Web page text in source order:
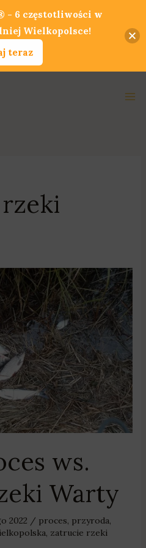
ws.
Warty
2022 / proces, przyroda,
, zatrucie rzeki
- 6 częstotliwości w
Wielkopolsce!
teraz